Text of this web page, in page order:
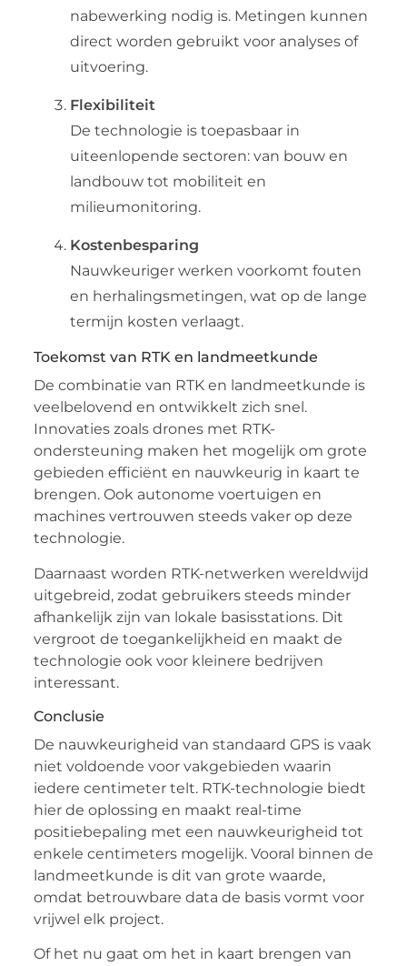
nabewerking nodig is. Metingen kunnen
direct worden gebruikt voor analyses of
uitvoering.
Flexibiliteit
De technologie is toepasbaar in
uiteenlopende sectoren: van bouw en
landbouw tot mobiliteit en
milieumonitoring.
Kostenbesparing
Nauwkeuriger werken voorkomt fouten
en herhalingsmetingen, wat op de lange
termijn kosten verlaagt.
Toekomst van RTK en landmeetkunde
De combinatie van RTK en landmeetkunde is
veelbelovend en ontwikkelt zich snel.
Innovaties zoals drones met RTK-
ondersteuning maken het mogelijk om grote
gebieden efficiënt en nauwkeurig in kaart te
brengen. Ook autonome voertuigen en
machines vertrouwen steeds vaker op deze
technologie.
Daarnaast worden RTK-netwerken wereldwijd
uitgebreid, zodat gebruikers steeds minder
afhankelijk zijn van lokale basisstations. Dit
vergroot de toegankelijkheid en maakt de
technologie ook voor kleinere bedrijven
interessant.
Conclusie
De nauwkeurigheid van standaard GPS is vaak
niet voldoende voor vakgebieden waarin
iedere centimeter telt. RTK-technologie biedt
hier de oplossing en maakt real-time
positiebepaling met een nauwkeurigheid tot
enkele centimeters mogelijk. Vooral binnen de
landmeetkunde is dit van grote waarde,
omdat betrouwbare data de basis vormt voor
vrijwel elk project.
Of het nu gaat om het in kaart brengen van